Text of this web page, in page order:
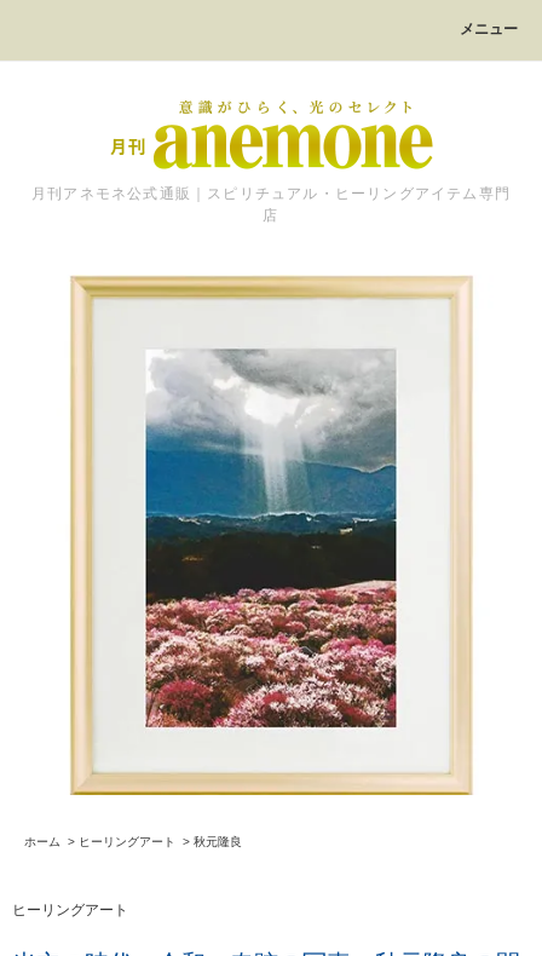
メニュー
月刊アネモネ公式通販｜スピリチュアル・ヒーリングアイテム専門
店
ホーム > ヒーリングアート > 秋元隆良
ヒーリングアート